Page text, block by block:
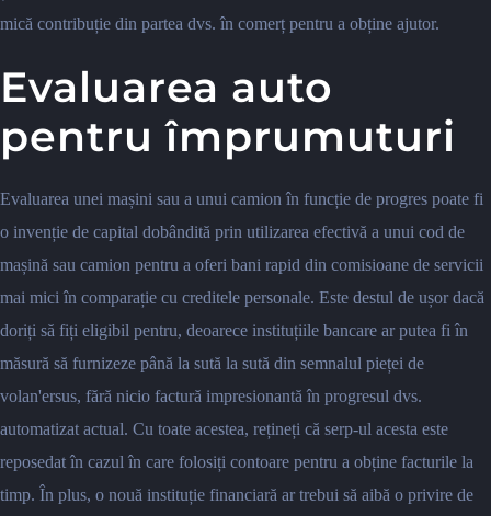
mică contribuție din partea dvs. în comerț pentru a obține ajutor.
Evaluarea auto
pentru împrumuturi
Evaluarea unei mașini sau a unui camion în funcție de progres poate fi
o invenție de capital dobândită prin utilizarea efectivă a unui cod de
mașină sau camion pentru a oferi bani rapid din comisioane de servicii
mai mici în comparație cu creditele personale. Este destul de ușor dacă
doriți să fiți eligibil pentru, deoarece instituțiile bancare ar putea fi în
măsură să furnizeze până la sută la sută din semnalul pieței de
volan'ersus, fără nicio factură impresionantă în progresul dvs.
automatizat actual. Cu toate acestea, rețineți că serp-ul acesta este
reposedat în cazul în care folosiți contoare pentru a obține facturile la
timp. În plus, o nouă instituție financiară ar trebui să aibă o privire de